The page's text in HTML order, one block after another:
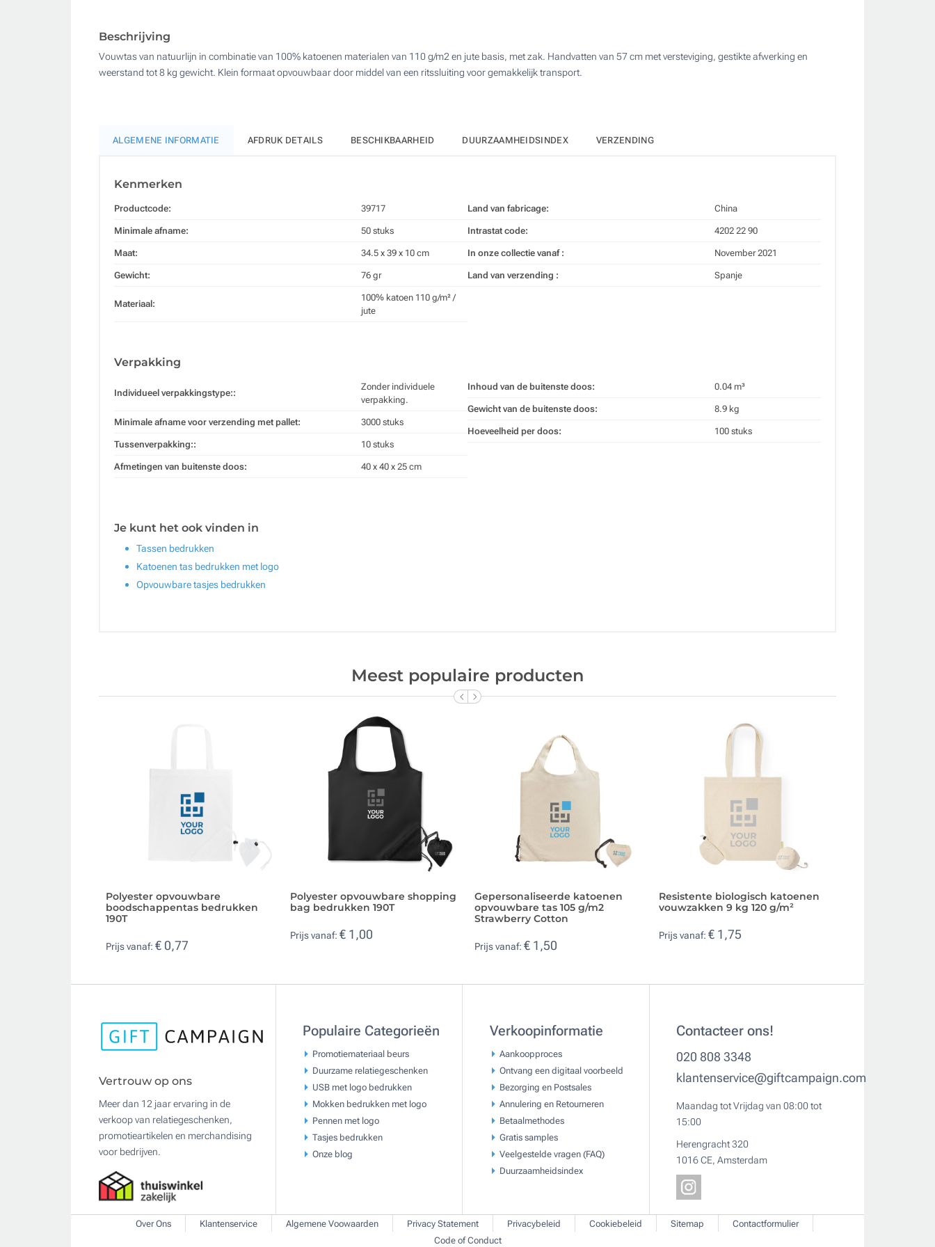
4 Kleuren (Aan een zijde)
500
Beschrijving
Vouwtas van natuurlijn in combinatie van 100% katoenen materialen van 110 g/m2 en jute basis, met zak. Handvatten van 57 cm met versteviging, gestikte afwerking en
weerstand tot 8 kg gewicht. Klein formaat opvouwbaar door middel van een ritssluiting voor gemakkelijk transport.
ALGEMENE INFORMATIE AFDRUK DETAILS BESCHIKBAARHEID DUURZAAMHEIDSINDEX VERZENDING
Kenmerken
Productcode: 39717
Minimale afname: 50 stuks
Maat: 34.5 x 39 x 10 cm
Gewicht: 76 gr
Materiaal:
100% katoen 110 g/m² /
jute
Land van fabricage: China
Intrastat code: 4202 22 90
In onze collectie vanaf : November 2021
Land van verzending : Spanje
Verpakking
Individueel verpakkingstype::
Zonder individuele
verpakking.
Minimale afname voor verzending met pallet: 3000 stuks
Tussenverpakking:: 10 stuks
Afmetingen van buitenste doos: 40 x 40 x 25 cm
Inhoud van de buitenste doos: 0.04 m³
Gewicht van de buitenste doos: 8.9 kg
Hoeveelheid per doos: 100 stuks
Je kunt het ook vinden in
Tassen bedrukken
Katoenen tas bedrukken met logo
Opvouwbare tasjes bedrukken
Meest populaire producten
Polyester opvouwbare
boodschappentas bedrukken
190T
Prijs vanaf: € 0,77
Polyester opvouwbare shopping
bag bedrukken 190T
Prijs vanaf: € 1,00
Gepersonaliseerde katoenen
opvouwbare tas 105 g/m2
Strawberry Cotton
Prijs vanaf: € 1,50
Resistente biologisch katoenen
vouwzakken 9 kg 120 g/m²
Prijs vanaf: € 1,75
Vertrouw op ons
Meer dan 12 jaar ervaring in de
verkoop van relatiegeschenken,
promotieartikelen en merchandising
voor bedrijven.
Populaire Categorieën
Promotiemateriaal beurs
Duurzame relatiegeschenken
USB met logo bedrukken
Mokken bedrukken met logo
Pennen met logo
Tasjes bedrukken
Onze blog
Verkoopinformatie
Aankoopproces
Ontvang een digitaal voorbeeld
Bezorging en Postsales
Annulering en Retourneren
Betaalmethodes
Gratis samples
Veelgestelde vragen (FAQ)
Duurzaamheidsindex
Contacteer ons!
020 808 3348
klantenservice@giftcampaign.com
Maandag tot Vrijdag van 08:00 tot
15:00
Herengracht 320
1016 CE, Amsterdam
Over Ons Klantenservice Algemene Voowaarden Privacy Statement Privacybeleid Cookiebeleid Sitemap
Contactformulier
Code of Conduct